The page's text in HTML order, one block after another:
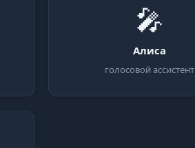
🎤
Алиса
голосовой ассистент